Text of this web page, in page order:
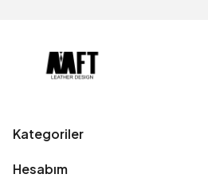
Kategoriler
Hesabım